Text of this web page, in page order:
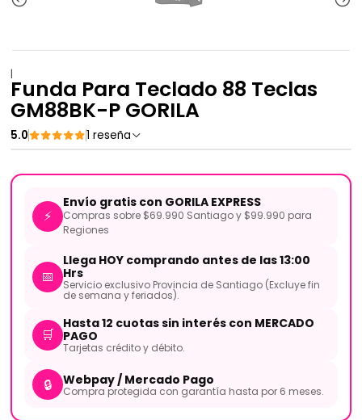
|
Funda Para Teclado 88 Teclas
GM88BK-P GORILA
5.0 1 reseña
⚡
Envío gratis con GORILA EXPRESS
Compras sobre $69.990 Santiago y $99.990 para
Regiones
📅
Llega HOY comprando antes de las 13:00
Hrs
Servicio exclusivo Provincia de Santiago (Excluye fin
de semana y feriados).
🛒
Hasta 12 cuotas sin interés con MERCADO
PAGO
Tarjetas crédito y débito.
🔒 Webpay / Mercado Pago
Compra protegida con garantía hasta por 6 meses.